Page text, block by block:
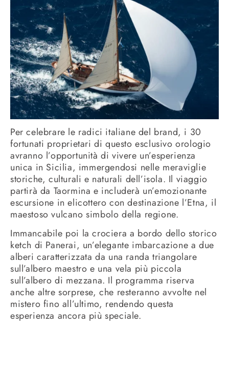
Per celebrare le radici italiane del brand, i 30
fortunati proprietari di questo esclusivo orologio
avranno l’opportunità di vivere un’esperienza
unica in Sicilia, immergendosi nelle meraviglie
storiche, culturali e naturali dell’isola. Il viaggio
partirà da Taormina e includerà un’emozionante
escursione in elicottero con destinazione l’Etna, il
maestoso vulcano simbolo della regione.
Immancabile poi la crociera a bordo dello storico
ketch di Panerai, un’elegante imbarcazione a due
alberi caratterizzata da una randa triangolare
sull’albero maestro e una vela più piccola
sull’albero di mezzana. Il programma riserva
anche altre sorprese, che resteranno avvolte nel
mistero fino all’ultimo, rendendo questa
esperienza ancora più speciale.